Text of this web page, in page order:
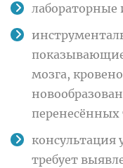
лабораторные
мозга,
перенесённых
консультация
требует